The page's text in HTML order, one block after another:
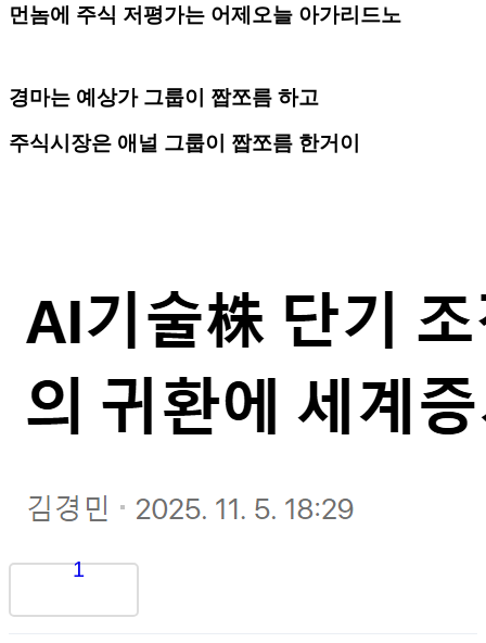
먼놈에 주식 저평가는 어제오늘 아가리드노
경마는 예상가 그룹이 짭쪼름 하고
주식시장은 애널 그룹이 짭쪼름 한거이
1